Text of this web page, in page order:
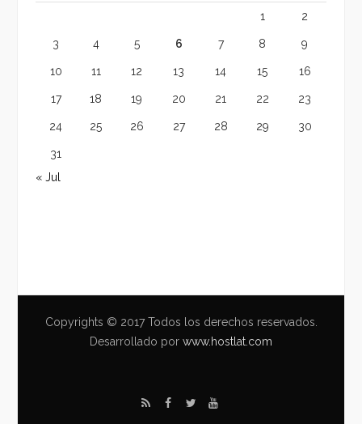
1 2
3 4 5 6 7 8 9
10 11 12 13 14 15 16
17 18 19 20 21 22 23
24 25 26 27 28 29 30
31
« Jul
Copyrights © 2017 Todos los derechos reservados.
Desarrollado por www.hostlat.com
R
F
T
Y